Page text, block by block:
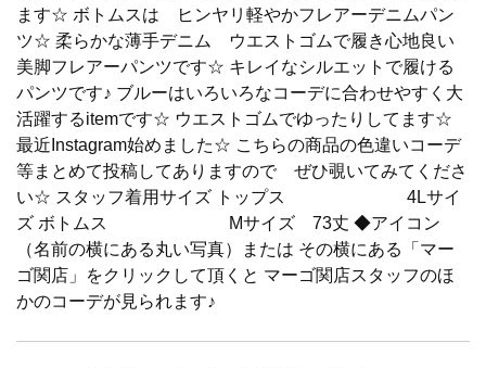
ます☆ ボトムスは ヒンヤリ軽やかフレアーデニムパン
ツ☆ 柔らかな薄手デニム ウエストゴムで履き心地良い
美脚フレアーパンツです☆ キレイなシルエットで履ける
パンツです♪ ブルーはいろいろなコーデに合わせやすく大
活躍するitemです☆ ウエストゴムでゆったりしてます☆
最近Instagram始めました☆ こちらの商品の色違いコーデ
等まとめて投稿してありますので ぜひ覗いてみてくださ
い☆ スタッフ着用サイズ トップス 4Lサイ
ズ ボトムス Mサイズ 73丈 ◆アイコン
（名前の横にある丸い写真）または その横にある「マー
ゴ関店」をクリックして頂くと マーゴ関店スタッフのほ
かのコーデが見られます♪